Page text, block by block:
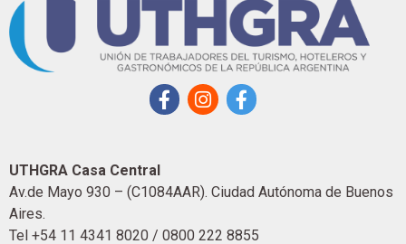
UTHGRA Casa Central
Av.de Mayo 930 – (C1084AAR). Ciudad Autónoma de Buenos
Aires.
Tel +54 11 4341 8020 / 0800 222 8855